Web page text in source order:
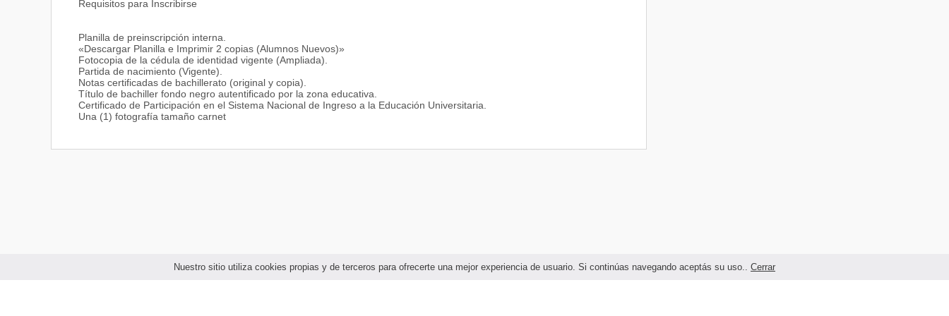
Nuestro sitio utiliza cookies propias y de terceros para ofrecerte una mejor experiencia de usuario. Si continúas navegando aceptás su uso.. Cerrar
Requisitos para Inscribirse
Planilla de preinscripción interna.
«Descargar Planilla e Imprimir 2 copias (Alumnos Nuevos)»
Fotocopia de la cédula de identidad vigente (Ampliada).
Partida de nacimiento (Vigente).
Notas certificadas de bachillerato (original y copia).
Título de bachiller fondo negro autentificado por la zona educativa.
Certificado de Participación en el Sistema Nacional de Ingreso a la Educación Universitaria.
Una (1) fotografía tamaño carnet